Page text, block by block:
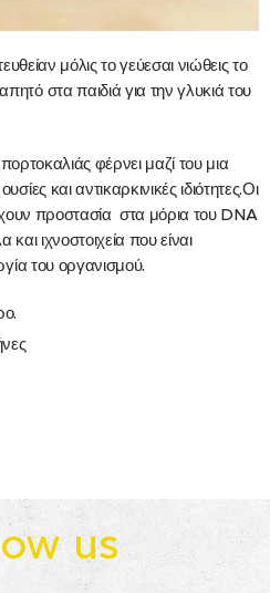
μόλις το γεύεσαι νιώθεις το
στα παιδιά για την γλυκιά του
φέρνει μαζί του μια
και αντικαρκινικές ιδιότητες.Οι
προστασία στα μόρια του DNA
ιχνοστοιχεία που είναι
του οργανισμού.
us